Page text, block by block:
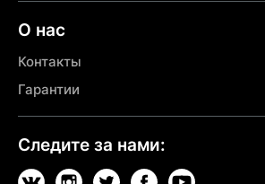
О нас
Контакты
Гарантии
Следите за нами: